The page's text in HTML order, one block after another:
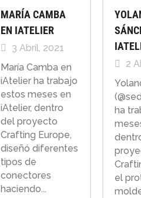
MARÍA CAMBA
EN IATELIER
3 Abril, 2021
María Camba en
iAtelier ha trabajo
estos meses en
iAtelier, dentro
del proyecto
Crafting Europe,
diseñó diferentes
tipos de
conectores
haciendo...
2
ha
el